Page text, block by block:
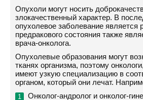
Опухоли могут носить
злокачественный характер. В
опухолевое заболевание является
предракового состояния также
врача-онколога.
Опухолевые образования могут
тканях организма, поэтому
имеют узкую специализацию в
органом, который они лечат.
Онколог-андролог и онколог-